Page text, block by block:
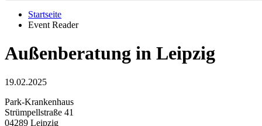
Startseite
Event Reader
Außenberatung in Leipzig
19.02.2025
Park-Krankenhaus
Strümpellstraße 41
04289 Leipzig